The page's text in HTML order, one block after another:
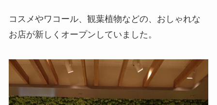
コスメやワコール、観葉植物などの、おしゃれな
お店が新しくオープンしていました。